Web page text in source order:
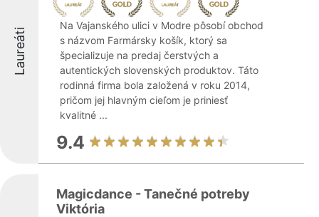
Laureáti
Na Vajanského ulici v Modre pôsobí obchod
s názvom Farmársky košík, ktorý sa
špecializuje na predaj čerstvých a
autentických slovenských produktov. Táto
rodinná firma bola založená v roku 2014,
pričom jej hlavným cieľom je priniesť
kvalitné ...
9.4
Magicdance - Tanečné potreby
Viktória